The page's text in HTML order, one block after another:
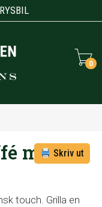
0
Skriv ut
med
touch. Grilla en